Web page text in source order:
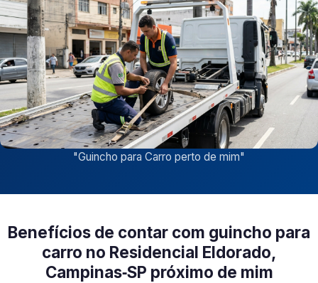
"Guincho para Carro perto de mim"
Benefícios de contar com guincho para
carro no Residencial Eldorado,
Campinas‑SP próximo de mim